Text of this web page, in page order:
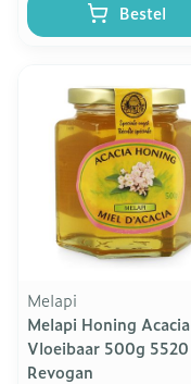
Bestel
Melapi
Melapi Honing Acacia
Vloeibaar 500g 5520
Revogan